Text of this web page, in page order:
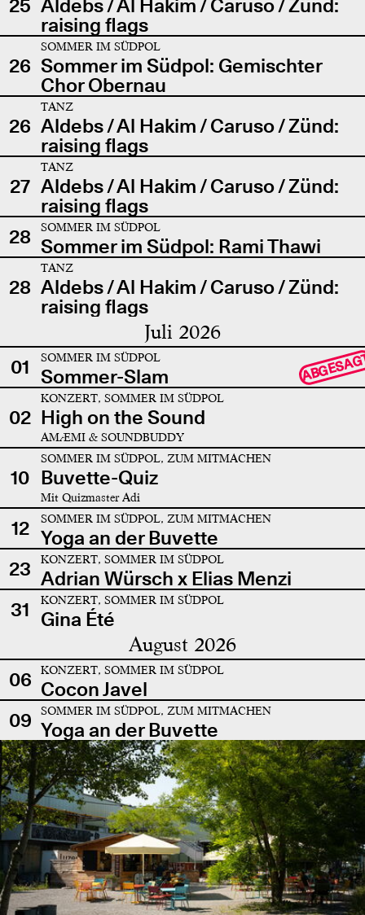
25 Aldebs / Al Hakim / Caruso / Zünd:
raising flags
26
SOMMER IM SÜDPOL
Sommer im Südpol: Gemischter
Chor Obernau
26
TANZ
Aldebs / Al Hakim / Caruso / Zünd:
raising flags
27
TANZ
Aldebs / Al Hakim / Caruso / Zünd:
raising flags
28
SOMMER IM SÜDPOL
Sommer im Südpol: Rami Thawi
28
TANZ
Aldebs / Al Hakim / Caruso / Zünd:
raising flags
Juli 2026
01 SOMMER IM SÜDPOL
Sommer-Slam
02
KONZERT, SOMMER IM SÜDPOL
High on the Sound
AMÆMI & SOUNDBUDDY
10
SOMMER IM SÜDPOL, ZUM MITMACHEN
Buvette-Quiz
Mit Quizmaster Adi
12 SOMMER IM SÜDPOL, ZUM MITMACHEN
Yoga an der Buvette
23
KONZERT, SOMMER IM SÜDPOL
Adrian Würsch x Elias Menzi
31
KONZERT, SOMMER IM SÜDPOL
Gina Été
August 2026
06 KONZERT, SOMMER IM SÜDPOL
Cocon Javel
09
SOMMER IM SÜDPOL, ZUM MITMACHEN
Yoga an der Buvette